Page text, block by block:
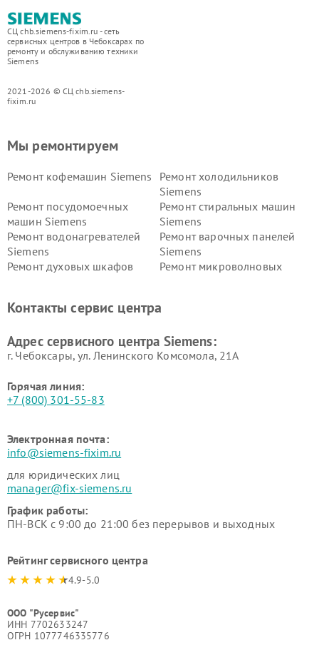
СЦ chb.siemens-fixim.ru - сеть
сервисных центров в Чебоксарах по
ремонту и обслуживанию техники
Siemens
2021-2026 © СЦ chb.siemens-
fixim.ru
Мы ремонтируем
Ремонт кофемашин Siemens
Ремонт холодильников
Siemens
Ремонт посудомоечных
машин Siemens
Ремонт стиральных машин
Siemens
Ремонт водонагревателей
Siemens
Ремонт варочных панелей
Siemens
Ремонт духовых шкафов
Ремонт микроволновых
Siemens
Siemens
Siemens
Siemens
Контакты сервис центра
Адрес сервисного центра Siemens:
г. Чебоксары, ул. Ленинского Комсомола, 21А
Горячая линия:
+7 (800) 301-55-83
Электронная почта:
info@siemens-fixim.ru
для юридических лиц
manager@fix-siemens.ru
График работы:
ПН-ВСК с 9:00 до 21:00 без перерывов и выходных
Рейтинг сервисного центра
4.9-5.0
ООО "Русервис"
ИНН 7702633247
ОГРН 1077746335776